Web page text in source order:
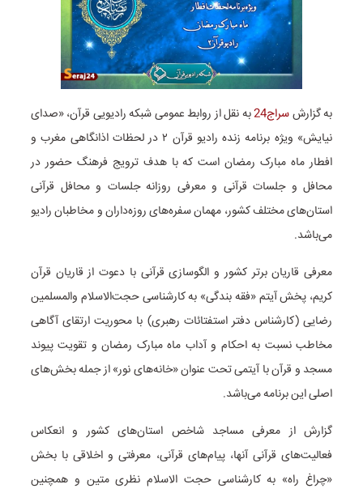
به گزارشسراج24
به نقل از روابط عمومی شبکه رادیویی قرآن، «صدای
نیایش» ویژه برنامه زنده رادیو قرآن ۲ در لحظات اذانگاهی مغرب و
افطار ماه مبارک رمضان است که با هدف ترویج فرهنگ حضور در
محافل و جلسات قرآنی و معرفی روزانه جلسات و محافل قرآنی
استان‌های مختلف کشور، مهمان سفره‌های روزه‌داران و مخاطبان رادیو
می‌باشد.
معرفی قاریان برتر کشور و الگوسازی قرآنی با دعوت از قاریان قرآن
کریم، پخش آیتم «فقه بندگی» به کارشناسی حجت‌الاسلام والمسلمین
رضایی (کارشناس دفتر استفتائات رهبری) با محوریت ارتقای آگاهی
مخاطب نسبت به احکام و آداب ماه مبارک رمضان و تقویت پیوند
مسجد و قرآن با آیتمی تحت عنوان «خانه‌های نور» از جمله بخش‌های
اصلی این برنامه می‌باشد.
گزارش از معرفی مساجد شاخص استان‌های کشور و انعکاس
فعالیت‌های قرآنی آنها، پیام‌های قرآنی، معرفتی و اخلاقی با بخش
«چراغ راه» به کارشناسی حجت الاسلام نظری متین و همچنین